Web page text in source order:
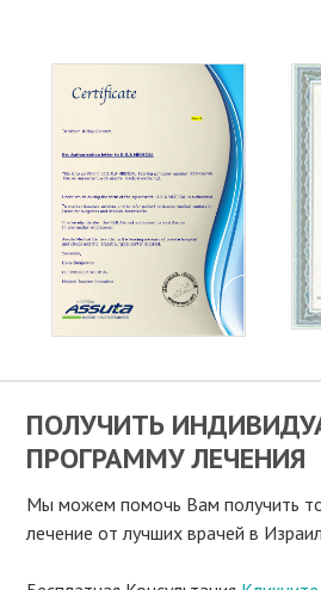
ПОЛУЧИТЬ
ПРОГРАММУ ЛЕЧЕНИЯ
Мы можем помочь Вам получить
лечение от лучших врачей в